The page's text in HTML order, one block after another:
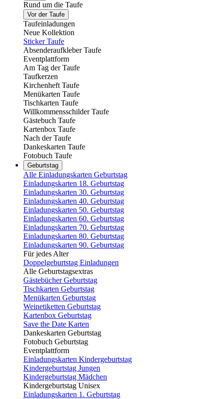
Rund um die Taufe
Vor der Taufe
Taufeinladungen
Neue Kollektion
Sticker Taufe
Absenderaufkleber Taufe
Eventplattform
Am Tag der Taufe
Taufkerzen
Kirchenheft Taufe
Menükarten Taufe
Tischkarten Taufe
Willkommensschilder Taufe
Gästebuch Taufe
Kartenbox Taufe
Nach der Taufe
Dankeskarten Taufe
Fotobuch Taufe
Geburtstag
Alle Einladungskarten Geburtstag
Einladungskarten 18. Geburtstag
Einladungskarten 30. Geburtstag
Einladungskarten 40. Geburtstag
Einladungskarten 50. Geburtstag
Einladungskarten 60. Geburtstag
Einladungskarten 70. Geburtstag
Einladungskarten 80. Geburtstag
Einladungskarten 90. Geburtstag
Für jedes Alter
Doppelgeburtstag Einladungen
Alle Geburtstagsextras
Gästebücher Geburtstag
Tischkarten Geburtstag
Menükarten Geburtstag
Weinetiketten Geburtstag
Kartenbox Geburtstag
Save the Date Karten
Dankeskarten Geburtstag
Fotobuch Geburtstag
Eventplattform
Einladungskarten Kindergeburtstag
Kindergeburtstag Jungen
Kindergeburtstag Mädchen
Kindergeburtstag Unisex
Einladungskarten 1. Geburtstag